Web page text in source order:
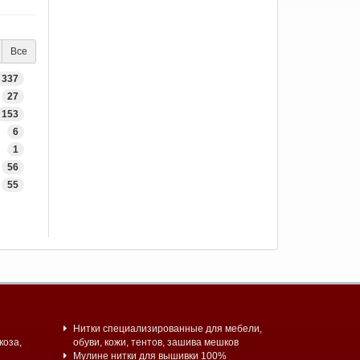
Все
337
27
153
6
1
56
55
Нитки специализированные для мебели,
обуви, кожи, тентов, зашива мешков
Мулине нитки для вышивки 100%